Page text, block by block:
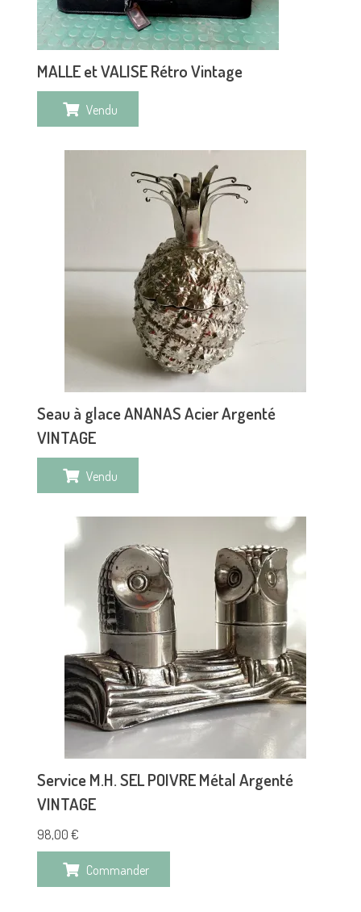
MALLE et VALISE Rétro Vintage
Vendu
Seau à glace ANANAS Acier Argenté
VINTAGE
Vendu
Service M.H. SEL POIVRE Métal Argenté
VINTAGE
98,00 €
Commander